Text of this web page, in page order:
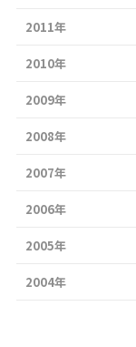
2011年
2010年
2009年
2008年
2007年
2006年
2005年
2004年